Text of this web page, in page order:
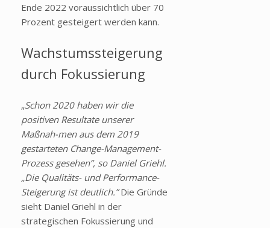
Ende 2022 voraussichtlich über 70
Prozent gesteigert werden kann.
Wachstumssteigerung
durch Fokussierung
„Schon 2020 haben wir die
positiven Resultate unserer
Maßnah-men aus dem 2019
gestarteten Change-Management-
Prozess gesehen”, so Daniel Griehl.
„Die Qualitäts- und Performance-
Steigerung ist deutlich.”Die Gründe
sieht Daniel Griehl in der
strategischen Fokussierung und